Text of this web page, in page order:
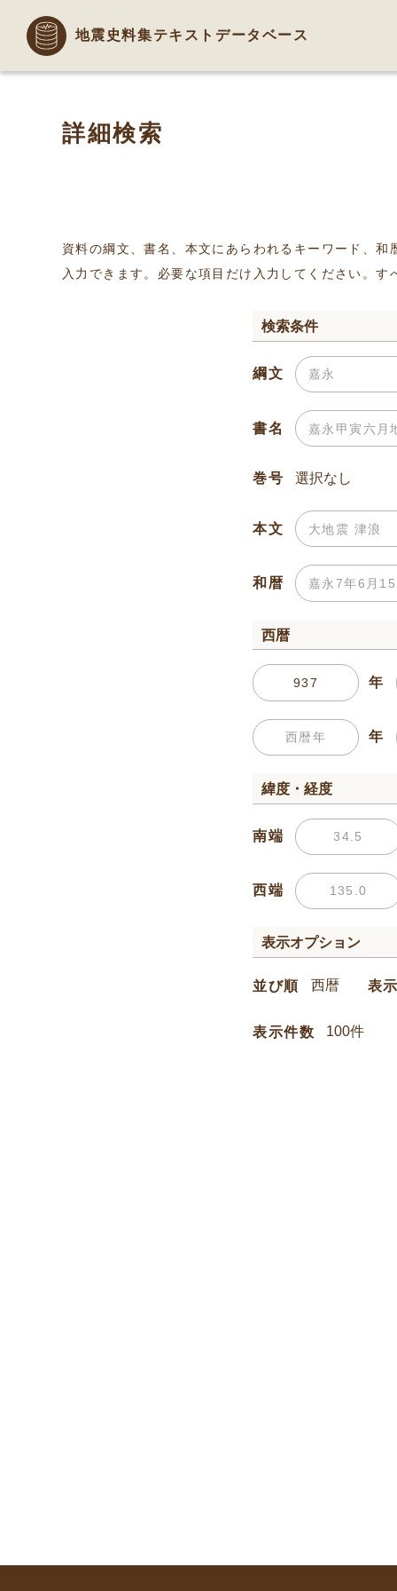
地震史料集テキストデータベース
詳細検索
資料の綱文、書名、本文にあらわれるキーワード、
入力できます。必要な項目だけ入力してください。
検索条件
綱文
書名
巻号
本文
和暦
西暦
年
年
緯度・経度
南端
西端
表示オプション
並び順 表
表示件数